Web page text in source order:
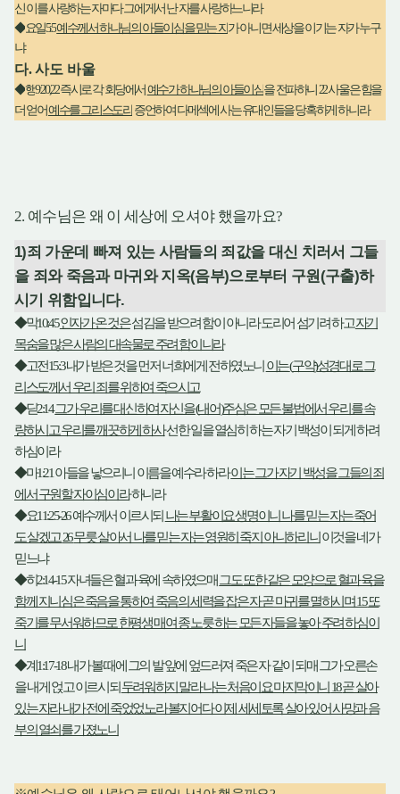
신 이를 사랑하는 자마다 그에게서 난 자를 사랑하느니라
◆요일5:5예수께서 하나님의 아들이심을 믿는 자가 아니면 세상을 이기는 자가 누구
냐
다.사도 바울
◆행9:20,22즉시로 각 회당에서예수가 하나님의 아들이심을 전파하니 22사울은 힘을
더 얻어예수를 그리스도라 증언하여 다메섹에 사는 유대인들을 당혹하게 하니라
2. 예수님은 왜 이 세상에 오셔야 했을까요?
1)죄 가운데 빠져 있는 사람들의 죄값을 대신 치러서 그들
을 죄와 죽음과 마귀와 지옥(음부)으로부터 구원(구출)하
시기 위함입니다.
◆막10:45인자가 온 것은섬김을 받으려 함이 아니라 도리어 섬기려 하고자기
목숨을 많은 사람의 대속물로 주려 함이니라
◆고전15:3내가 받은 것을 먼저 너희에게 전하였노니 이는(구약)성경대로 그
리스도께서 우리 죄를 위하여 죽으시고
◆딛2:14그가 우리를 대신하여 자신을(내어)주심은 모든 불법에서 우리를 속
량하시고 우리를 깨끗하게 하사선한 일을 열심히 하는 자기 백성이 되게 하려
하심이라
◆마1:21아들을 낳으리니 이름을 예수라 하라이는 그가 자기 백성을 그들의 죄
에서 구원할 자이심이라하니라
◆요11:25-26예수께서 이르시되 나는 부활이요 생명이니 나를 믿는 자는 죽어
도 살겠고26무릇 살아서 나를 믿는 자는 영원히 죽지 아니하리니 이것을 네가
믿느냐
◆히2:14-15자녀들은 혈과 육에 속하였으매 그도 또한 같은 모양으로 혈과 육을
함께 지니심은 죽음을 통하여 죽음의 세력을 잡은 자 곧 마귀를 멸하시며15또
죽기를 무서워하므로 한평생 매여 종 노릇 하는 모든 자들을 놓아 주려 하심이
니
◆계1:17-18내가 볼 때에 그의 발 앞에 엎드러져 죽은 자 같이 되매 그가 오른손
을 내게 얹고 이르시되 두려워하지 말라 나는 처음이요 마지막이니 18곧 살아
있는 자라 내가 전에 죽었었노라 볼지어다 이제 세세토록 살아 있어 사망과 음
부의 열쇠를 가졌노니